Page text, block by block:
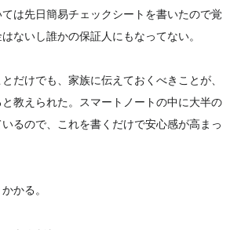
は先日簡易チェックシートを書いたので覚
ないし誰かの保証人にもなってない。
だけでも、家族に伝えておくべきことが、
教えられた。スマートノートの中に大半の
るので、これを書くだけで安心感が高まっ
かる。